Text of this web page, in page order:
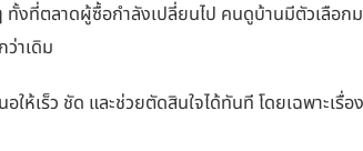
ทั้งที่ตลาดผู้ซื้อกำลังเปลี่ยนไป คนดูบ้านมีตัวเลือ
าเดิม
ให้เร็ว ชัด และช่วยตัดสินใจได้ทันที โดยเฉพาะเรื่อ